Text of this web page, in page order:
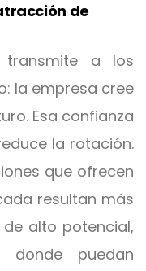
de
transmite a los
la empresa cree
Esa confianza
la rotación.
que ofrecen
resultan más
alto potencial,
donde puedan